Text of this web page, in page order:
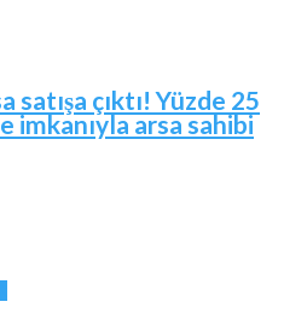
satışa çıktı! Yüzde 25
imkanıyla arsa sahibi